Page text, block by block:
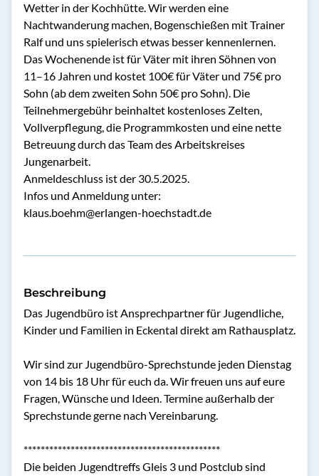
Wetter in der Kochhütte. Wir werden eine
Nachtwanderung machen, Bogenschießen mit Trainer
Ralf und uns spielerisch etwas besser kennenlernen.
Das Wochenende ist für Väter mit ihren Söhnen von
11–16 Jahren und kostet 100€ für Väter und 75€ pro
Sohn (ab dem zweiten Sohn 50€ pro Sohn). Die
Teilnehmergebühr beinhaltet kostenloses Zelten,
Vollverpflegung, die Programmkosten und eine nette
Betreuung durch das Team des Arbeitskreises
Jungenarbeit.
Anmeldeschluss ist der 30.5.2025.
Infos und Anmeldung unter:
klaus.boehm@erlangen-hoechstadt.de
Beschreibung
Das Jugendbüro ist Ansprechpartner für Jugendliche,
Kinder und Familien in Eckental direkt am Rathausplatz.
Wir sind zur Jugendbüro-Sprechstunde jeden Dienstag
von 14 bis 18 Uhr für euch da. Wir freuen uns auf eure
Fragen, Wünsche und Ideen. Termine außerhalb der
Sprechstunde gerne nach Vereinbarung.
**********************************************
Die beiden Jugendtreffs Gleis 3 und Postclub sind